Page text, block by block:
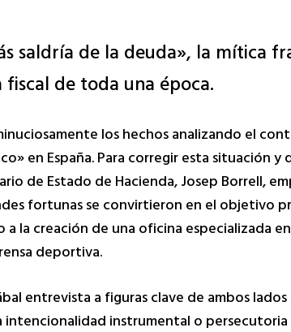
saldría de la deuda», la mítica
de toda una época.
los hechos analizando el
en España. Para corregir esta situación
de Estado de Hacienda, Josep Borrell,
fortunas se convirtieron en el objetivo
la creación de una oficina especializada
deportiva.
entrevista a figuras clave de ambos
instrumental o